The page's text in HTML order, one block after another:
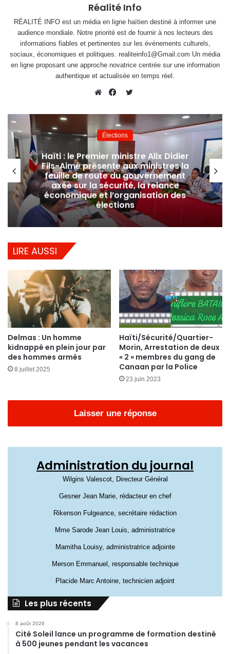
Réalité Info
RÉALITÉ INFO est un média en ligne haïtien destiné à informer une
audience mondiale. Notre priorité est de fournir à nos lecteurs des
informations fiables et pertinentes sur les événements culturels,
sociaux, économiques et politiques. realiteinfo1@Gmail.com Un média
en ligne proposant une approche novatrice centrée sur une information
authentique et actualisée en temps réel.
Élections
Haïti : le Premier ministre Alix Didier
Fils-Aimé présente aux ministres la
feuille de route du gouvernement
axée sur la sécurité, la relance
économique et l’organisation des
élections
LIRE AUSSI
Delmas : Un homme
kidnappé en plein jour par
des hommes armés
8 juillet 2025
Haïti/Sécurité/Quartier-
Morin, Arrestation de deux
« 2 » membres du gang de
Canaan par la Police
23 juin 2023
Laisser une réponse
Administration du journal
Wilgins Valescot, Directeur Général
Gesner Jean Marie, rédacteur en chef
Rikenson Fulgeance, secrétaire rédaction
Mme Sarode Jean Louis, administratrice
Mamitha Louisy, administratrice adjointe
Merson Emmanuel, responsable technique
Placide Marc Antoine, technicien adjoint
Les plus récents
8 août 2026
Cité Soleil lance un programme de formation destiné
à 500 jeunes pendant les vacances